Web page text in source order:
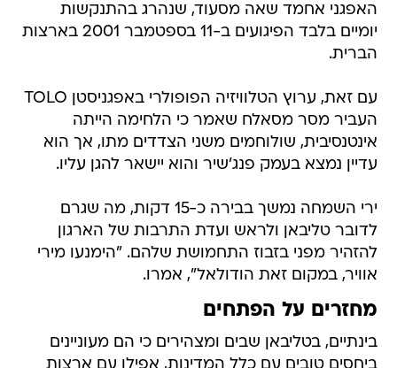
האפגני אחמד שאה מסעוד, שנהרג בהתנקשות
יומיים בלבד הפיגועים ב-11 בספטמבר 2001 בארצות
הברית.
עם זאת, ערוץ הטלוויזיה הפופולרי באפגניסטן TOLO
העביר מסר מסאלח שאמר כי הלחימה הייתה
אינטנסיבית, שולוחמים משני הצדדים מתו, אך הוא
עדיין נמצא בעמק פנג'שיר והוא יישאר להגן עליו.
ירי השמחה נמשך בבירה כ-15 דקות, מה שגרם
לדובר טליבאן ולראש ועדת התרבות של הארגון
להזהיר מפני בזבוז התחמושת שלהם. "הימנעו מירי
אוויר, במקום זאת הודולאל", אמרו.
מחזרים על הפתחים
בינתיים, בטליבאן שבים ומצהירים כי הם מעוניינים